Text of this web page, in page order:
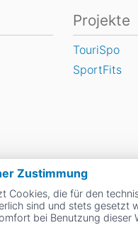
Zustimmung
Cookies, die für den
sind und stets gesetzt
bei Benutzung dieser
Projekte
TouriSpo
SportFits